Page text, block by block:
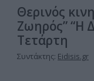
Θερινός
Ζωηρός” “Η
Τετάρτη
Συντάκτης: Eidisis.gr